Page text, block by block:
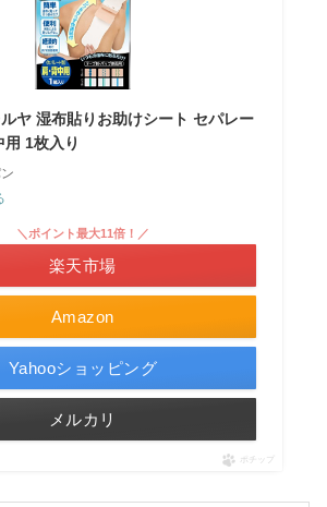
ヤ 湿布貼りお助けシート セパレー
用 1枚入り
Amazon
＼ポイント最大11倍！／
楽天市場
Yahooショッピング
メルカリ
ポチップ